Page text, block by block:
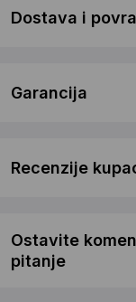
Dostava i
Garancija
Recenzije
Ostavite
pitanje